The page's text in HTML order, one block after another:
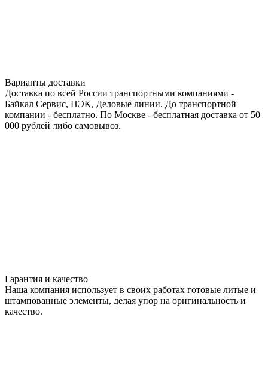
Варианты доставки
Доставка по всей России транспортными компаниями -
Байкал Сервис, ПЭК, Деловые линии. До транспортной
компании - бесплатно. По Москве - бесплатная доставка от 50
000 рублей либо самовывоз.
Гарантия и качество
Наша компания использует в своих работах готовые литые и
штампованные элементы, делая упор на оригинальность и
качество.